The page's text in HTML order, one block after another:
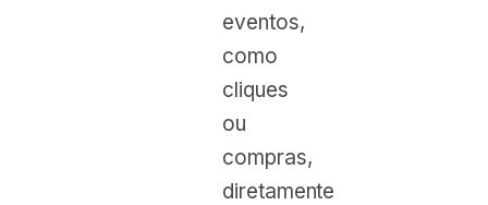
eventos,
como
cliques
ou
compras,
diretamente